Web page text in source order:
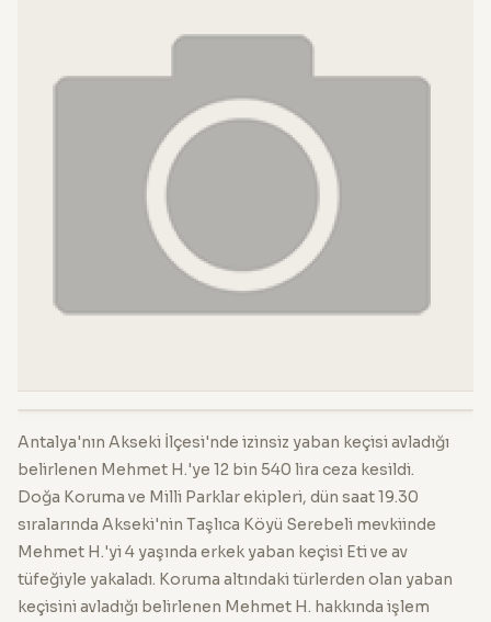
Antalya'nın Akseki İlçesi'nde izinsiz yaban keçisi avladığı
belirlenen Mehmet H.'ye 12 bin 540 lira ceza kesildi.
Doğa Koruma ve Milli Parklar ekipleri, dün saat 19.30
sıralarında Akseki'nin Taşlıca Köyü Serebeli mevkiinde
Mehmet H.'yi 4 yaşında erkek yaban keçisi Eti ve av
tüfeğiyle yakaladı. Koruma altındaki türlerden olan yaban
keçisini avladığı belirlenen Mehmet H. hakkında işlem